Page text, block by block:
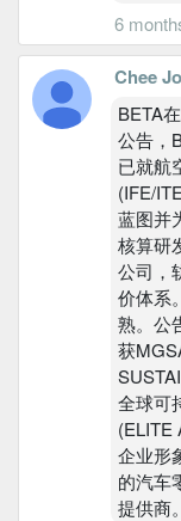
6
Chee
BETA
公告，
已就航
(IFE/
蓝图并
核算研
公司，
价体系
熟。公
获
全球可
(ELITE
企业形
的汽车
提供商。